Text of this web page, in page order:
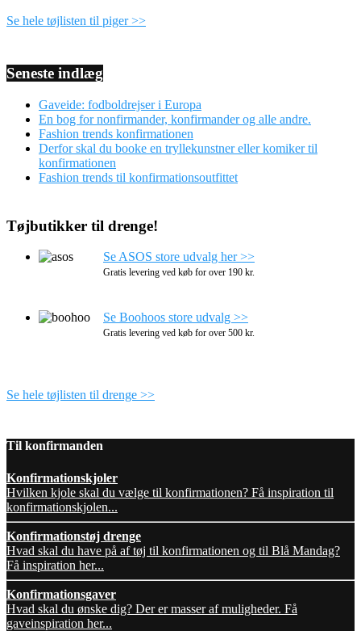
Se hele tøjlisten til piger >>
Seneste indlæg
Gaveide: fodboldrejser i Europa
En bog for nonfirmander, konfirmander og alle andre.
Fashion trends konfirmationen
Derfor skal du booke en tryllekunstner eller komiker til
konfirmationen
Fashion trends til konfirmationsoutfittet
Tøjbutikker til drenge!
Se ASOS store udvalg her >>
Gratis levering ved køb for over 190 kr.
Se Boohoos store udvalg >>
Gratis levering ved køb for over 500 kr.
Se hele tøjlisten til drenge >>
Til konfirmanden
Konfirmationskjoler
Hvilken kjole skal du vælge til konfirmationen? Få inspiration til
konfirmationskjolen...
Konfirmationstøj drenge
Hvad skal du have på af tøj til konfirmationen og til Blå Mandag?
Få inspiration her...
Konfirmationsgaver
Hvad skal du ønske dig? Der er masser af muligheder. Få
gaveinspiration her...